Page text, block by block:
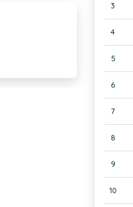
3
4
5
6
7
8
9
10